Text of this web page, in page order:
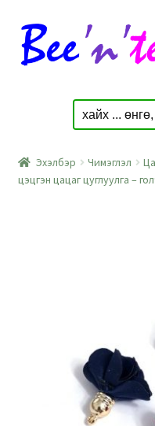
Skip
to
navigation
Skip
to
content
Эхэлбэр Чимэглэл
цэцгэн цацаг цуглуулга –